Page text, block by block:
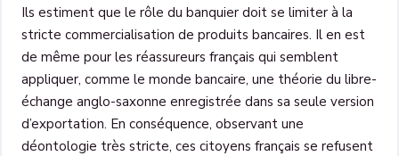
Ils estiment que le rôle du banquier doit se limiter à la
stricte commercialisation de produits bancaires. Il en est
de même pour les réassureurs français qui semblent
appliquer, comme le monde bancaire, une théorie du libre-
échange anglo-saxonne enregistrée dans sa seule version
d’exportation. En conséquence, observant une
déontologie très stricte, ces citoyens français se refusent